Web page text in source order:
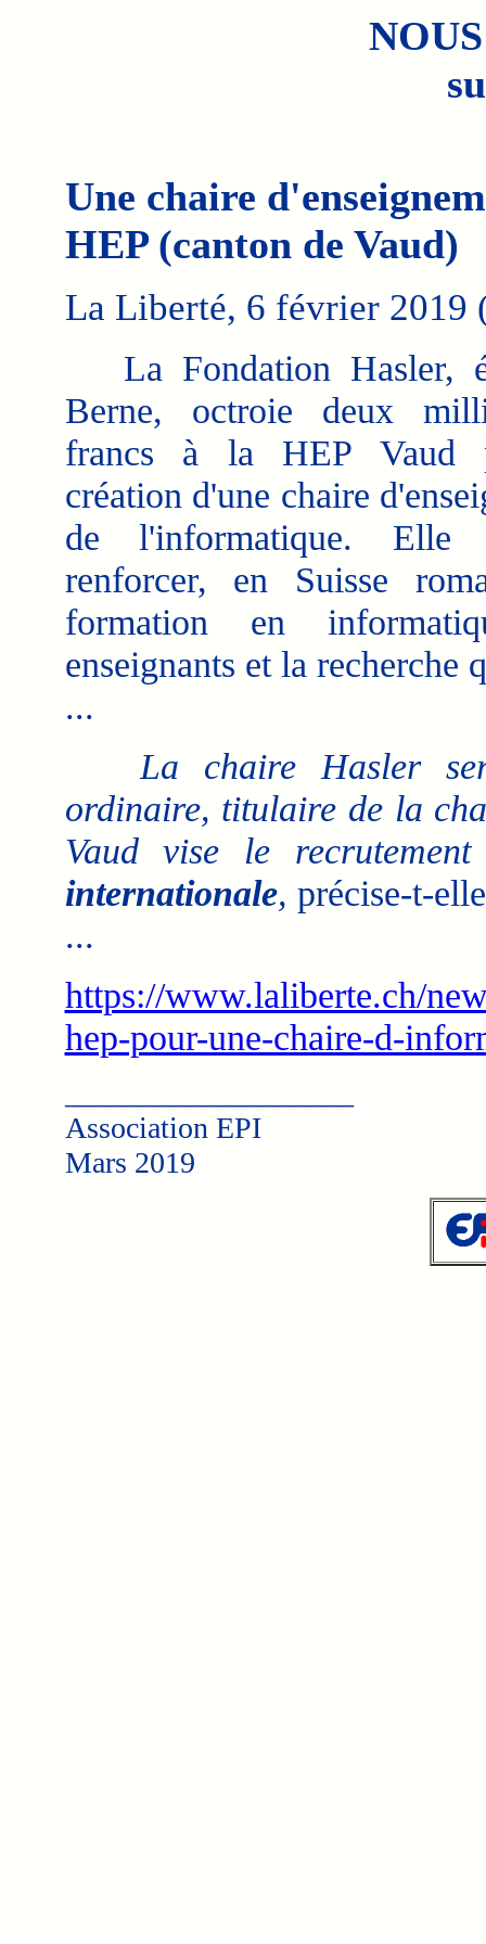
Une chaire
HEP (canton de Vaud)
La Liberté, 6 février 2019
La Fondation Hasler,
Berne, octroie deux
francs à la HEP Vaud
création d'une chaire
de l'informatique.
renforcer, en Suisse
formation en
enseignants et la recherche
...
La chaire Hasler
ordinaire, titulaire de la
Vaud vise le
internationale, précise-t-
...
https://www.laliberte.ch/
hep-pour-une-chaire-d-
Association EPI
Mars 2019